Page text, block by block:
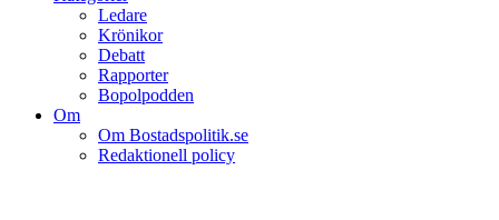
Ledare
Krönikor
Debatt
Rapporter
Bopolpodden
Om
Om Bostadspolitik.se
Redaktionell policy